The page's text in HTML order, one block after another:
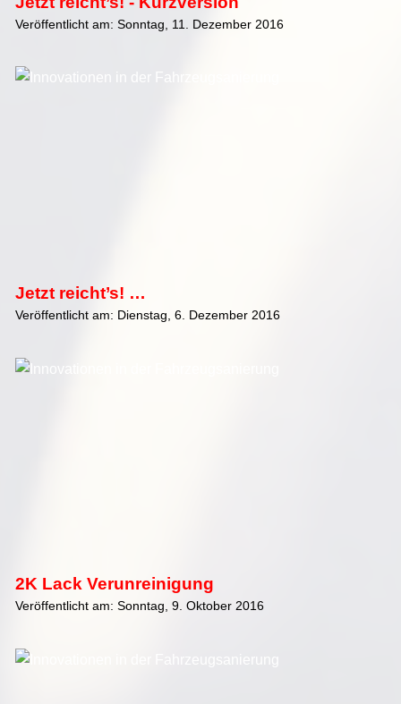
Veröffentlicht am: Sonntag, 11. Dezember 2016
Jetzt reicht’s! …
Veröffentlicht am: Dienstag, 6. Dezember 2016
2K Lack Verunreinigung
Veröffentlicht am: Sonntag, 9. Oktober 2016